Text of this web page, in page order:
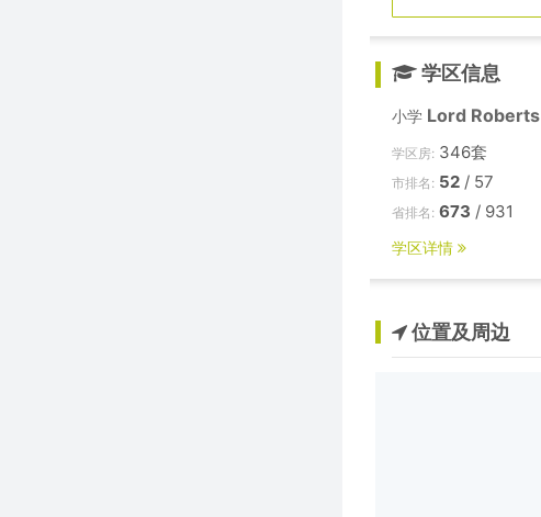
学区信息
小学 Lord Roberts
学区房: 346套
市排名: 52 / 57
省排名: 673 / 931
学区详情
位置及周边